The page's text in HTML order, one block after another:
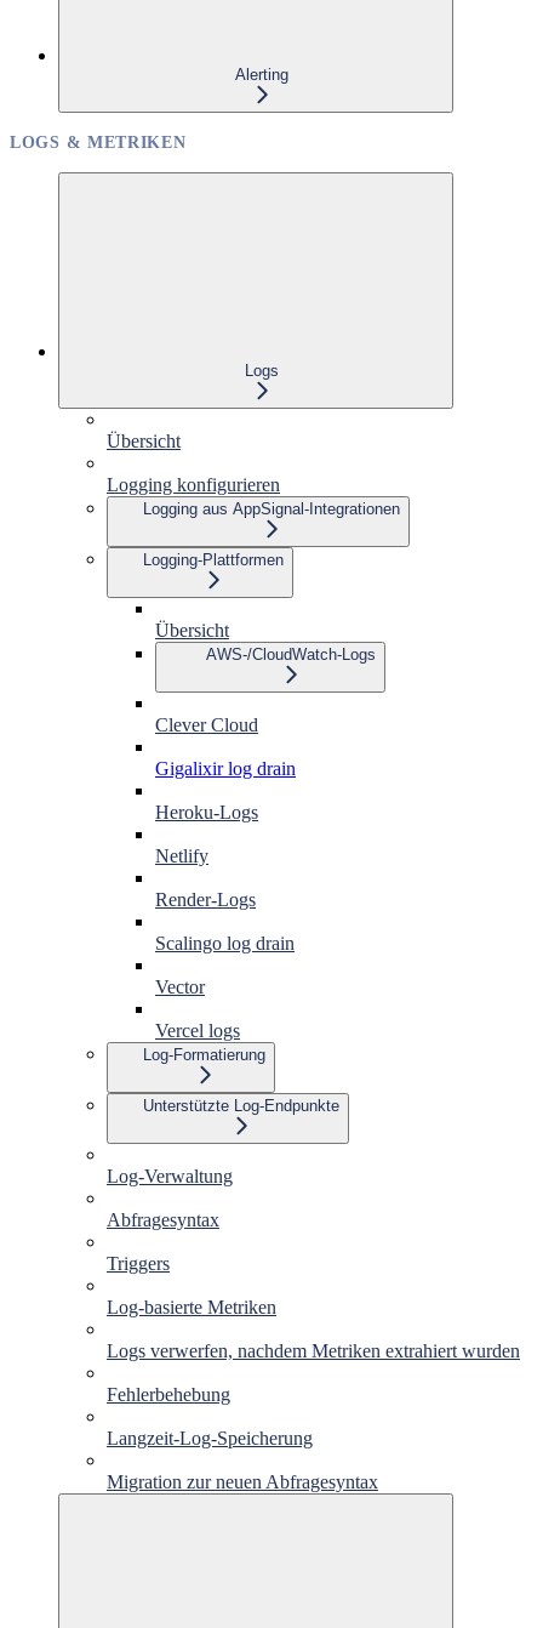
Alerting
LOGS & METRIKEN
Logs
Übersicht
Logging konfigurieren
Logging aus AppSignal-Integrationen
Logging-Plattformen
Übersicht
AWS-/CloudWatch-Logs
Clever Cloud
Gigalixir log drain
Heroku-Logs
Netlify
Render-Logs
Scalingo log drain
Vector
Vercel logs
Log-Formatierung
Unterstützte Log-Endpunkte
Log-Verwaltung
Abfragesyntax
Triggers
Log-basierte Metriken
Logs verwerfen, nachdem Metriken extrahiert wurden
Fehlerbehebung
Langzeit-Log-Speicherung
Migration zur neuen Abfragesyntax